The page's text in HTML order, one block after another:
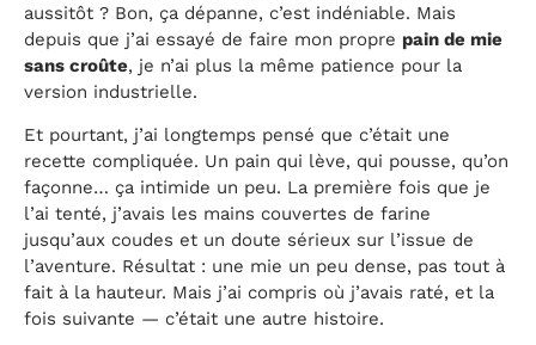
aussitôt ? Bon, ça dépanne, c’est indéniable. Mais
depuis que j’ai essayé de faire mon propre pain de mie
sans croûte, je n’ai plus la même patience pour la
version industrielle.
Et pourtant, j’ai longtemps pensé que c’était une
recette compliquée. Un pain qui lève, qui pousse, qu’on
façonne… ça intimide un peu. La première fois que je
l’ai tenté, j’avais les mains couvertes de farine
jusqu’aux coudes et un doute sérieux sur l’issue de
l’aventure. Résultat : une mie un peu dense, pas tout à
fait à la hauteur. Mais j’ai compris où j’avais raté, et la
fois suivante — c’était une autre histoire.